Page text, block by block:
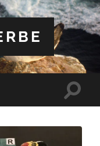
Toggle